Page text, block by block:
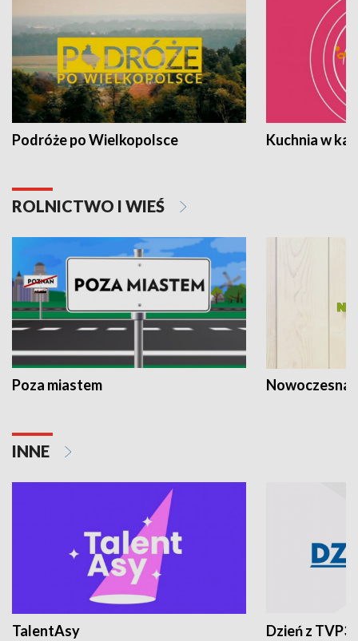
Podróże po Wielkopolsce Kuchnia w
ROLNICTWO I WIEŚ
Poza miastem Nowoczesna
INNE
TalentAsy Dzień z TVP3